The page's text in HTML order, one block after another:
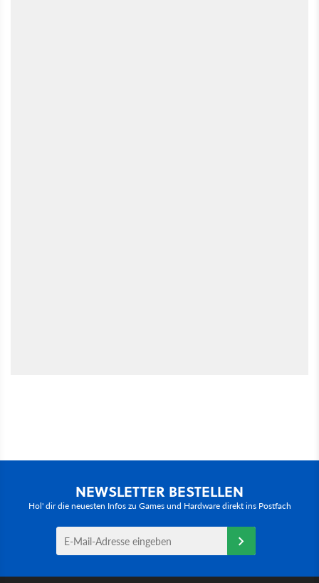
NEWSLETTER BESTELLEN
Hol' dir die neuesten Infos zu Games und Hardware direkt ins Postfach